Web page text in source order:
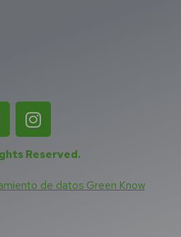
Reserved.
de datos Green Know